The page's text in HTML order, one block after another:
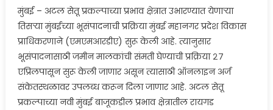
मुंबई – अटल सेतू प्रकल्पाच्या प्रभाव क्षेत्रात उभारण्यात येणाऱ्या
तिसऱ्या मुंबईच्या भूसंपादनाची प्रक्रिया मुंबई महानगर प्रदेश विकास
प्राधिकरणाने (एमएमआरडीए) सुरू केली आहे. त्यानुसार
भूसंपादनासाठी जमीन मालकांची संमती घेण्याची प्रक्रिया २७
एप्रिलपासून सुरू केली जाणार असून त्यासाठी ऑनलाइन अर्ज
संकेतस्थळावर उपलब्ध करून दिला जाणार आहे. अटल सेतू
प्रकल्पाच्या नवी मुंबई बाजूकडील प्रभाव क्षेत्रातील रायगड